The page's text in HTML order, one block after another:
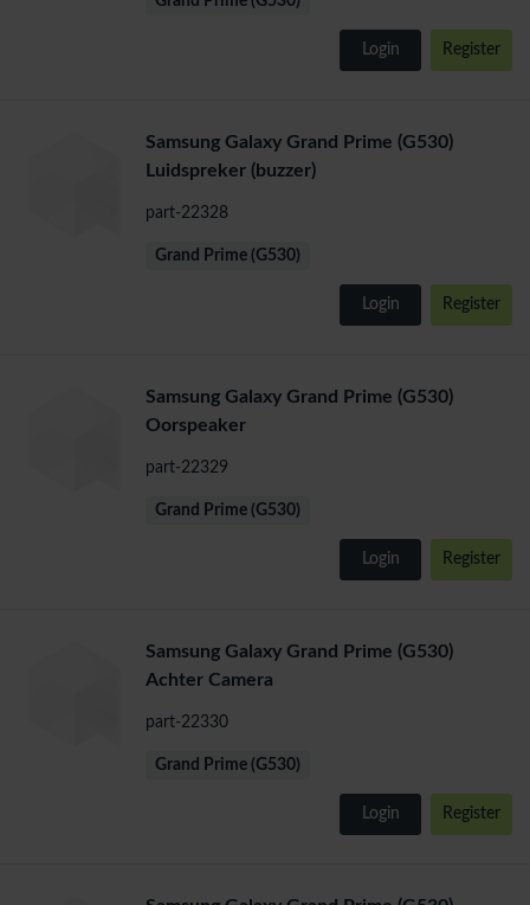
Login Register
Samsung Galaxy Grand Prime (G530)
Luidspreker (buzzer)
part-22328
Grand Prime (G530)
Login Register
Samsung Galaxy Grand Prime (G530)
Oorspeaker
part-22329
Grand Prime (G530)
Login Register
Samsung Galaxy Grand Prime (G530)
Achter Camera
part-22330
Grand Prime (G530)
Login Register